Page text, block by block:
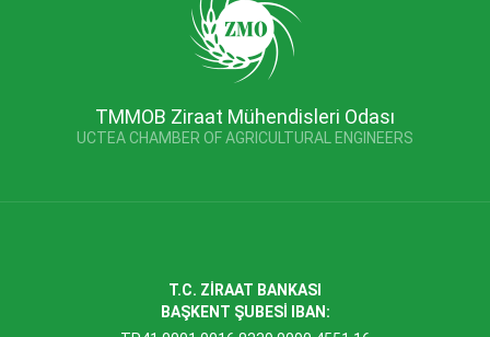
TMMOB Ziraat Mühendisleri Odası
UCTEA CHAMBER OF AGRICULTURAL ENGINEERS
T.C. ZİRAAT BANKASI
BAŞKENT ŞUBESİ IBAN: